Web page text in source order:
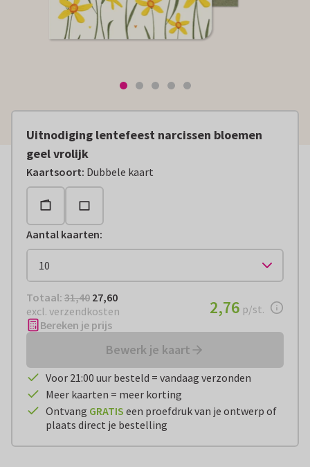
Uitnodiging lentefeest narcissen bloemen
geel vrolijk
Kaartsoort: Dubbele kaart
Aantal kaarten:
Totaal: € 27,60
Totaal: 31,40 27,60
excl. verzendkosten
€ 2,76per stuk
2,76 p/st.
Bereken je prijs
Bewerk je kaart
Voor 21:00 uur besteld = vandaag verzonden
Meer kaarten = meer korting
Ontvang GRATIS een proefdruk van je ontwerp of
plaats direct je bestelling